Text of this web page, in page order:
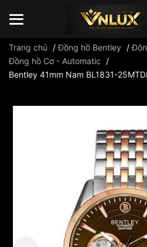
Đồng hồ casio đồng hồ G-Shock đồng
Trang chủ /Đồng hồ Bentley /
Đồng hồ Cơ - Automatic
/
Bentley 41mm Nam BL1831-